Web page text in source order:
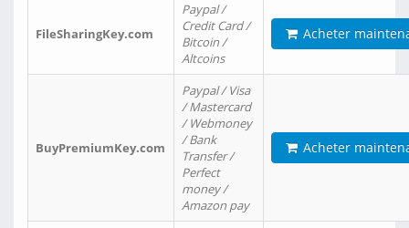
FileSharingKey.com
Paypal /
Credit Card /
Bitcoin /
Altcoins
Acheter
BuyPremiumKey.com
Paypal / Visa
/ Mastercard
/ Webmoney
/ Bank
Transfer /
Perfect
money /
Amazon pay
Acheter